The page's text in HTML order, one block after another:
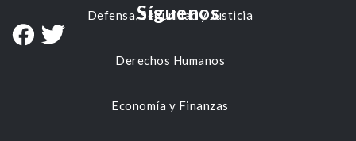
Defensa, Seguridad y Justicia
Derechos Humanos
Economía y Finanzas
Síguenos